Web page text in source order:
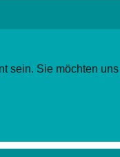
sein. Sie möchten